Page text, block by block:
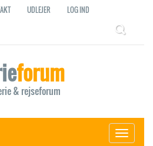
UDLEJER LOG IND
forum
& rejseforum
Toggle